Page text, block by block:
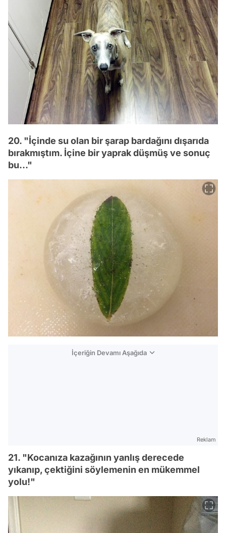
20. "İçinde su olan bir şarap bardağını dışarıda
bırakmıştım. İçine bir yaprak düşmüş ve sonuç
bu..."
İçeriğin Devamı Aşağıda
Reklam
21. "Kocanıza kazağının yanlış derecede
yıkanıp, çektiğini söylemenin en mükemmel
yolu!"